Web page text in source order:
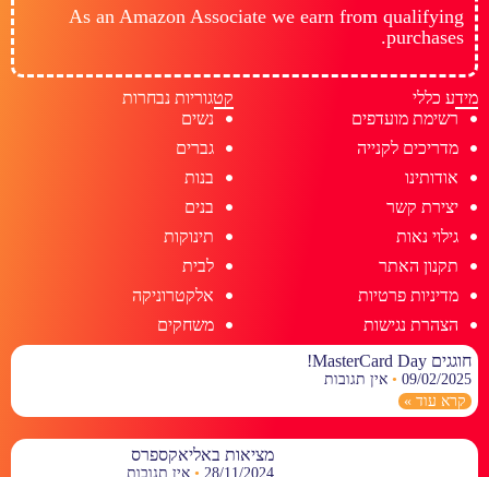
As an Amazon Associate we earn from qualifying
purchases.
מידע כללי
רשימת מועדפים
מדריכים לקנייה
אודותינו
יצירת קשר
גילוי נאות
תקנון האתר
מדיניות פרטיות
הצהרת נגישות
קטגוריות נבחרות
נשים
גברים
בנות
בנים
תינוקות
לבית
אלקטרוניקה
משחקים
חוגגים MasterCard Day!
09/02/2025
אין תגובות
קרא עוד »
מציאות באליאקספרס
28/11/2024 אין תגובות